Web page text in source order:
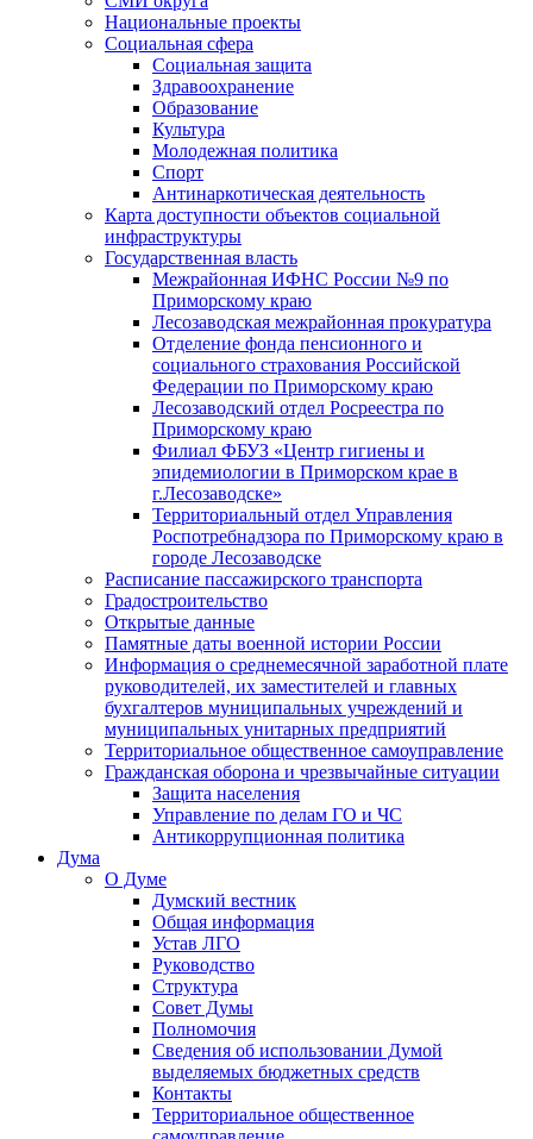
Национальные проекты
Социальная сфера
Социальная защита
Здравоохранение
Образование
Культура
Молодежная политика
Спорт
Антинаркотическая деятельность
Карта доступности объектов социальной
инфраструктуры
Государственная власть
Межрайонная ИФНС России №9 по
Приморскому краю
Лесозаводская межрайонная прокуратура
Отделение фонда пенсионного и
социального страхования Российской
Федерации по Приморскому краю
Лесозаводский отдел Росреестра по
Приморскому краю
Филиал ФБУЗ «Центр гигиены и
эпидемиологии в Приморском крае в
г.Лесозаводске»
Территориальный отдел Управления
Роспотребнадзора по Приморскому краю в
городе Лесозаводске
Расписание пассажирского транспорта
Градостроительство
Открытые данные
Памятные даты военной истории России
Информация о среднемесячной заработной плате
руководителей, их заместителей и главных
бухгалтеров муниципальных учреждений и
муниципальных унитарных предприятий
Территориальное общественное самоуправление
Гражданская оборона и чрезвычайные ситуации
Защита населения
Управление по делам ГО и ЧС
Антикоррупционная политика
Дума
О Думе
Думский вестник
Общая информация
Устав ЛГО
Руководство
Структура
Совет Думы
Полномочия
Сведения об использовании Думой
выделяемых бюджетных средств
Контакты
Территориальное общественное